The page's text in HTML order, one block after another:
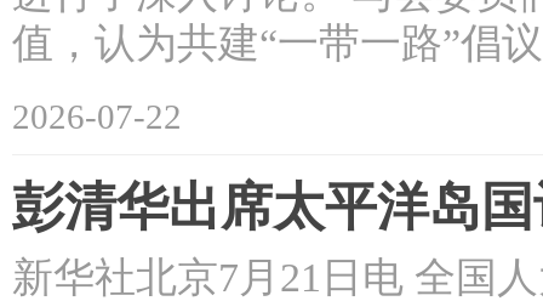
值，认为共建“一带一路”倡
2026-07-22
彭清华出席太平洋岛
新华社北京7月21日电 全国